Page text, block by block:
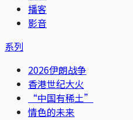
播客
影音
系列
2026伊朗战争
香港世纪大火
“中国有稀土”
情色的未来